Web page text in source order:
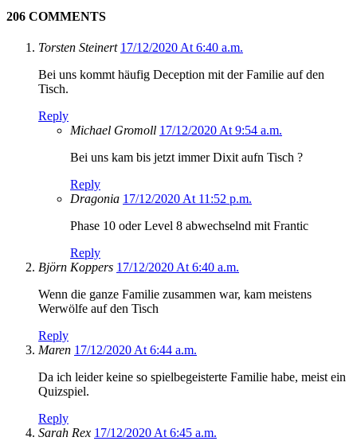
206 COMMENTS
Torsten Steinert 17/12/2020 At 6:40 a.m.
Bei uns kommt häufig Deception mit der Familie auf den
Tisch.
Reply
Michael Gromoll 17/12/2020 At 9:54 a.m.
Bei uns kam bis jetzt immer Dixit aufn Tisch ?
Reply
Dragonia 17/12/2020 At 11:52 p.m.
Phase 10 oder Level 8 abwechselnd mit Frantic
Reply
Björn Koppers 17/12/2020 At 6:40 a.m.
Wenn die ganze Familie zusammen war, kam meistens
Werwölfe auf den Tisch
Reply
Maren 17/12/2020 At 6:44 a.m.
Da ich leider keine so spielbegeisterte Familie habe, meist ein
Quizspiel.
Reply
Sarah Rex 17/12/2020 At 6:45 a.m.